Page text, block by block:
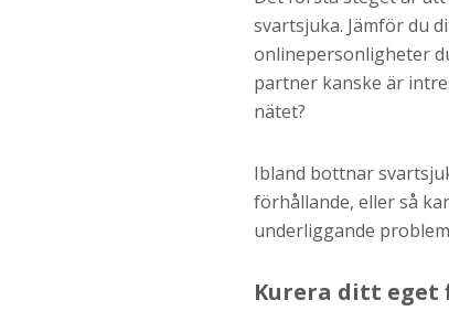
svartsjuka. Jämför du
onlinepersonligheter
partner kanske är
nätet?
Ibland bottnar
förhållande, eller så
underliggande
Kurera ditt eget